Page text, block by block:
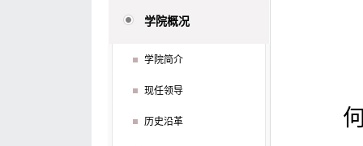
学院概况
学院简介
现任领导
历史沿革